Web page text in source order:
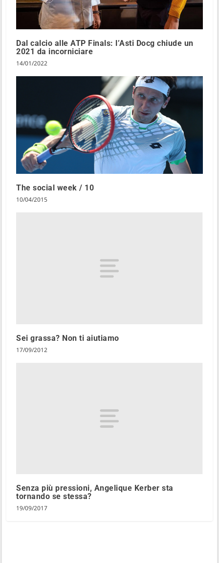
Dal calcio alle ATP Finals: l’Asti Docg chiude un
2021 da incorniciare
14/01/2022
The social week / 10
10/04/2015
Sei grassa? Non ti aiutiamo
17/09/2012
Senza più pressioni, Angelique Kerber sta
tornando se stessa?
19/09/2017